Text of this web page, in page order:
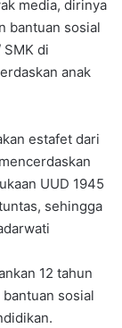
media, dirinya
bantuan sosial
SMK di
anak
estafet dari
UUD 1945
sehingga
12 tahun
sosial